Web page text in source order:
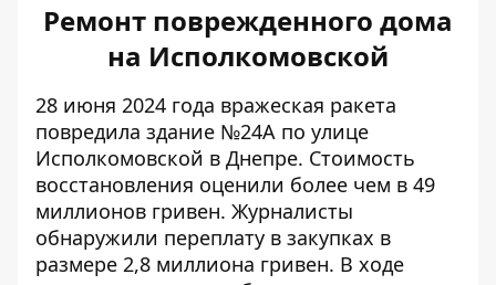
Ремонт поврежденного дома
на Исполкомовской
28 июня 2024 года вражеская ракета
повредила здание №24А по улице
Исполкомовской в ​​Днепре. Стоимость
восстановления оценили более чем в 49
миллионов гривен. Журналисты
обнаружили переплату в закупках в
размере 2,8 миллиона гривен. В ходе